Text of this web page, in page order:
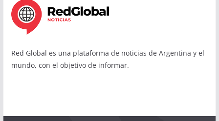
Red Global es una plataforma de noticias de Argentina y el
mundo, con el objetivo de informar.